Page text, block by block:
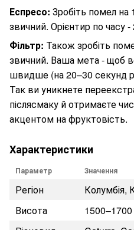
Еспресо: Зробіть помел на
звичний. Орієнтир по часу
Фільтр: Також зробіть
звичний. Ваша мета - щоб
швидше (на 20–30 секунд
Так ви уникнете
післясмаку й отримаєте
акцентом на фруктовість.
Характеристики
Параметр Значення
Регіон
Колумбія,
Висота